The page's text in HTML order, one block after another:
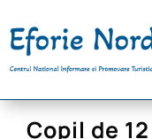
Copil de